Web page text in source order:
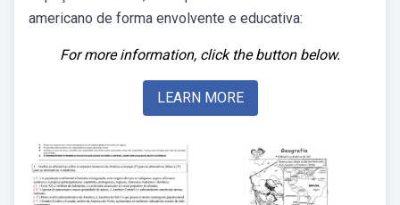
americano de forma envolvente e educativa:
For more information, click the button below.
LEARN MORE